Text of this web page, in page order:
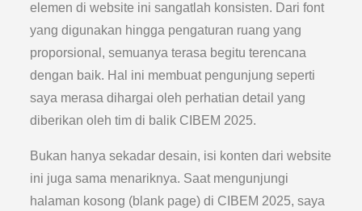
elemen di website ini sangatlah konsisten. Dari font
yang digunakan hingga pengaturan ruang yang
proporsional, semuanya terasa begitu terencana
dengan baik. Hal ini membuat pengunjung seperti
saya merasa dihargai oleh perhatian detail yang
diberikan oleh tim di balik CIBEM 2025.
Bukan hanya sekadar desain, isi konten dari website
ini juga sama menariknya. Saat mengunjungi
halaman kosong (blank page) di CIBEM 2025, saya